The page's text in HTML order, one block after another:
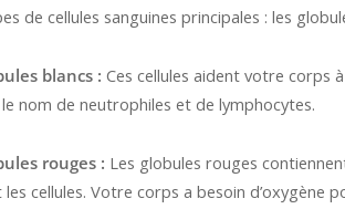
de cellules sanguines principales : les
blancs : Ces cellules aident votre corps
nom de neutrophiles et de lymphocytes.
rouges : Les globules rouges
cellules. Votre corps a besoin d’oxygène